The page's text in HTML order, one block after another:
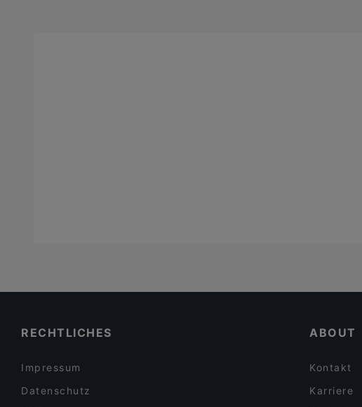
RECHTLICHES
Impressum
Datenschutz
ABOUT
Kontakt
Karriere